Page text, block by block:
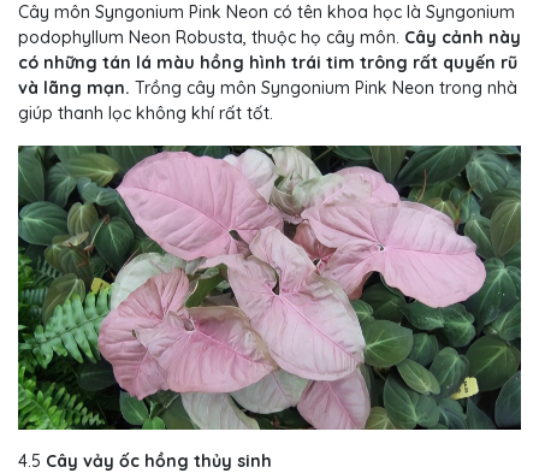
Cây môn Syngonium Pink Neon có tên khoa học là Syngonium
podophyllum Neon Robusta, thuộc họ cây môn. Cây cảnh này
có những tán lá màu hồng hình trái tim trông rất quyến rũ
và lãng mạn. Trồng cây môn Syngonium Pink Neon trong nhà
giúp thanh lọc không khí rất tốt.
4.5 Cây vảy ốc hồng thủy sinh